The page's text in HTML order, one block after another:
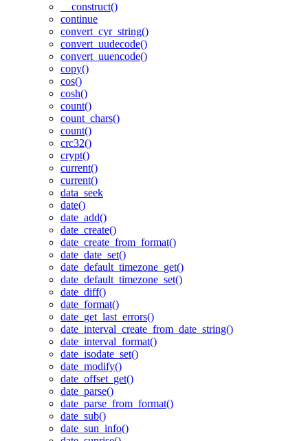
__construct()
continue
convert_cyr_string()
convert_uudecode()
convert_uuencode()
copy()
cos()
cosh()
count()
count_chars()
count()
crc32()
crypt()
current()
current()
data_seek
date()
date_add()
date_create()
date_create_from_format()
date_date_set()
date_default_timezone_get()
date_default_timezone_set()
date_diff()
date_format()
date_get_last_errors()
date_interval_create_from_date_string()
date_interval_format()
date_isodate_set()
date_modify()
date_offset_get()
date_parse()
date_parse_from_format()
date_sub()
date_sun_info()